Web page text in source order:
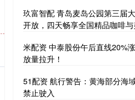
玖富智配 青岛麦岛公园第三届
开放，四天畅享全国精品咖啡
米配资 中泰股份午后直线20%
放量拉升！
51配资 航行警告：黄海部分海
禁止驶入